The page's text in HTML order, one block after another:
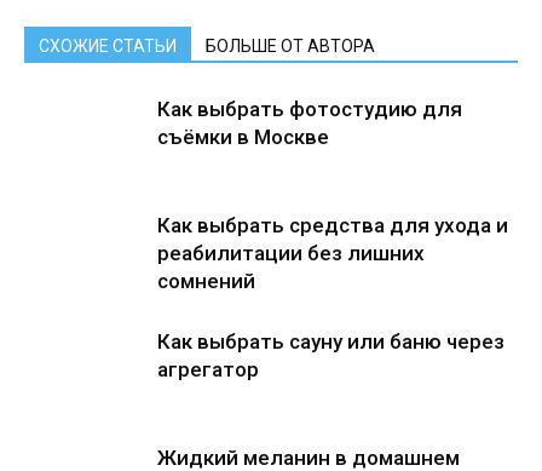
СХОЖИЕ СТАТЬИ БОЛЬШЕ ОТ АВТОРА
Как выбрать фотостудию для
съёмки в Москве
Как выбрать средства для ухода и
реабилитации без лишних
сомнений
Как выбрать сауну или баню через
агрегатор
Жидкий меланин в домашнем